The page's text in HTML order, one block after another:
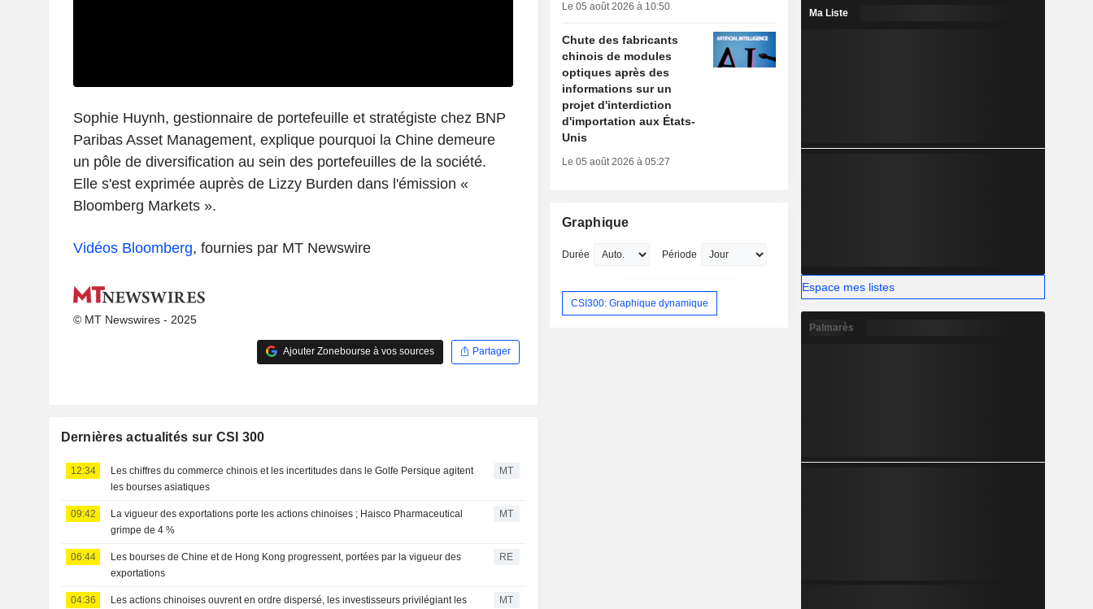
Sophie Huynh, gestionnaire de portefeuille et stratégiste chez BNP
Paribas Asset Management, explique pourquoi la Chine demeure
un pôle de diversification au sein des portefeuilles de la société.
Elle s'est exprimée auprès de Lizzy Burden dans l'émission «
Bloomberg Markets ».
Vidéos Bloomberg, fournies par MT Newswire
© MT Newswires - 2025
Ajouter Zonebourse à vos sources Partager
Dernières actualités sur CSI 300
12:34
Les chiffres du commerce chinois et les incertitudes dans le Golfe Persique agitent
les bourses asiatiques
MT
09:42
La vigueur des exportations porte les actions chinoises ; Haisco Pharmaceutical
grimpe de 4 %
MT
06:44
Les bourses de Chine et de Hong Kong progressent, portées par la vigueur des
exportations
RE
04:36
Les actions chinoises ouvrent en ordre dispersé, les investisseurs privilégiant les
MT
Le 05 août 2026 à 10:50
Chute des fabricants
chinois de modules
optiques après des
informations sur un
projet d'interdiction
d'importation aux États-
Unis
Le 05 août 2026 à 05:27
Graphique
Durée Période
CSI300: Graphique dynamique
Ma Liste
Espace mes listes
Palmarès